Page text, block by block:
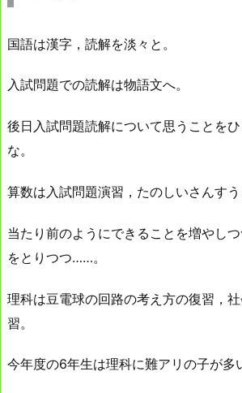
国語は漢字，読解を淡々と。
入試問題での読解は物語文へ。
後日入試問題読解について思うことを
な。
算数は入試問題演習，たのしいさんすう
当たり前のようにできることを増やし
をとりつつ……。
理科は豆電球の回路の考え方の復習，
習。
今年度の6年生は理科に難アリの子が多